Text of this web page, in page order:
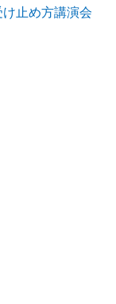
止め方講演会